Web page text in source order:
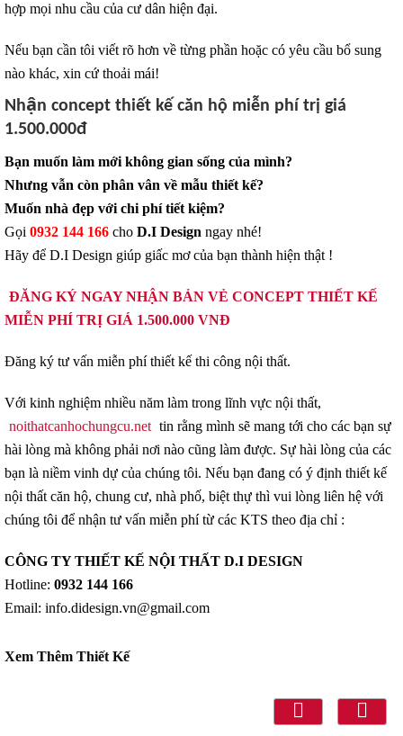
hợp mọi nhu cầu của cư dân hiện đại.
Nếu bạn cần tôi viết rõ hơn về từng phần hoặc có yêu cầu bổ sung
nào khác, xin cứ thoải mái!
Nhận concept thiết kế căn hộ miễn phí trị giá
1.500.000đ
Bạn muốn làm mới không gian sống của mình?
Nhưng vẫn còn phân vân về mẫu thiết kế?
Muốn nhà đẹp với chi phí tiết kiệm?
Gọi 0932 144 166 cho D.I Design ngay nhé!
Hãy để D.I Design giúp giấc mơ của bạn thành hiện thật !
ĐĂNG KÝ NGAY NHẬN BẢN VẺ CONCEPT THIẾT KẾ
MIỄN PHÍ TRỊ GIÁ 1.500.000 VNĐ
Đăng ký tư vấn miễn phí thiết kế thi công nội thất.
Với kinh nghiệm nhiều năm làm trong lĩnh vực nội thất,
noithatcanhochungcu.net tin rằng mình sẽ mang tới cho các bạn sự
hài lòng mà không phải nơi nào cũng làm được. Sự hài lòng của các
bạn là niềm vinh dự của chúng tôi. Nếu bạn đang có ý định thiết kế
nội thất căn hộ, chung cư, nhà phố, biệt thự thì vui lòng liên hệ với
chúng tôi để nhận tư vấn miễn phí từ các KTS theo địa chỉ :
CÔNG TY THIẾT KẾ NỘI THẤT D.I DESIGN
Hotline: 0932 144 166
Email: info.didesign.vn@gmail.com
Xem Thêm Thiết Kế